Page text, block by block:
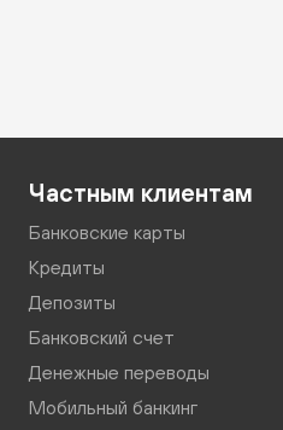
Частным клиентам
Банковские карты
Кредиты
Депозиты
Банковский счет
Денежные переводы
Мобильный банкинг